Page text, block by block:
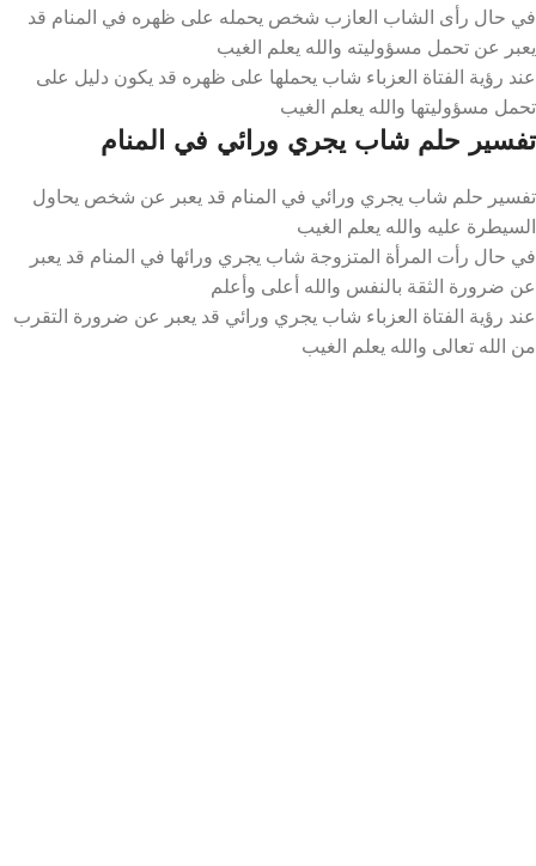
في حال رأى الشاب العازب شخص يحمله على ظهره في المنام قد
يعبر عن تحمل مسؤوليته والله يعلم الغيب
عند رؤية الفتاة العزباء شاب يحملها على ظهره قد يكون دليل على
تحمل مسؤوليتها والله يعلم الغيب
تفسير حلم شاب يجري ورائي في المنام
تفسير حلم شاب يجري ورائي في المنام قد يعبر عن شخص يحاول
السيطرة عليه والله يعلم الغيب
في حال رأت المرأة المتزوجة شاب يجري ورائها في المنام قد يعبر
عن ضرورة الثقة بالنفس والله أعلى وأعلم
عند رؤية الفتاة العزباء شاب يجري ورائي قد يعبر عن ضرورة التقرب
من الله تعالى والله يعلم الغيب